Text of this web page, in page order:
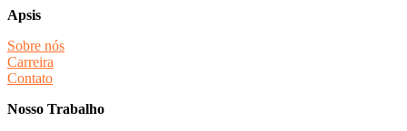
Apsis
Sobre nós
Carreira
Contato
Nosso Trabalho